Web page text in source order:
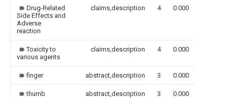
Drug-Related
Side Effects and
Adverse
reaction
claims,description 4 0.000
Toxicity to
various agents
claims,description 4 0.000
finger abstract,description 3 0.000
thumb abstract,description 3 0.000